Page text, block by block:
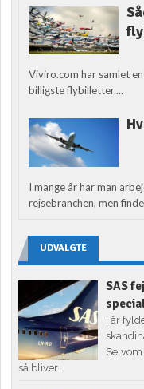
Viviro.com har samlet
billigste flybilletter....
I mange år har man
rejsebranchen, men
UDVALGTE
SAS
I år
Selvom
så bliver...